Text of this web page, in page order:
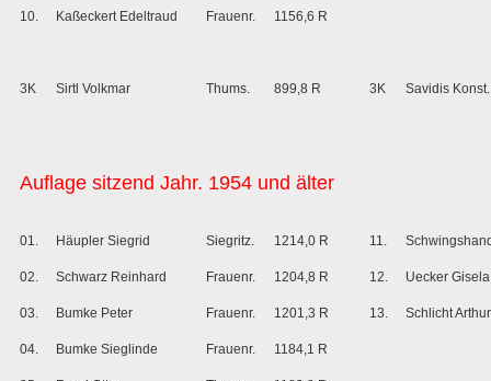
10. Kaßeckert Edeltraud Frauenr. 1156,6 R
3K Sirtl Volkmar Thums. 899,8 R 3K Savidis Konst.
Auflage sitzend Jahr. 1954 und älter
01. Häupler Siegrid Siegritz. 1214,0 R 11.
02. Schwarz Reinhard Frauenr. 1204,8 R 12. Uecker Gisela
03. Bumke Peter Frauenr. 1201,3 R 13. Schlicht Arthur
04. Bumke Sieglinde Frauenr. 1184,1 R